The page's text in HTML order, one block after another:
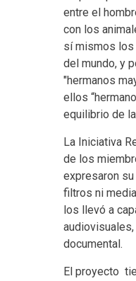
entre el
con los
sí mismos los
del mundo, y
"hermanos
ellos
equilibrio de
La Iniciativa
de los
expresaron
filtros ni
los llevó a
documental.
El proyecto